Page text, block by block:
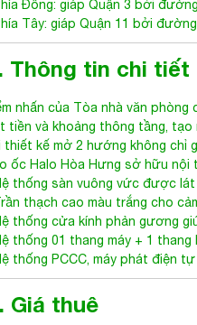
Bắc: giáp Quận Tân Bình bởi
Nam: giáp Quận 5 bởi
Đông: giáp Quận 3 bởi
Tây: giáp Quận 11 bởi
Thông tin chi tiết
nhấn củaTòa nhà văn phòng
tiền và khoảng thông tầng, tạo
thiết kế mở 2 hướng không chỉ
ốc Halo Hòa Hưngsở hữu nội
thống sàn vuông vức được lát
thạch cao màu trắng cho
thống cửa kính phản gương
thống 01 thang máy + 1 thang